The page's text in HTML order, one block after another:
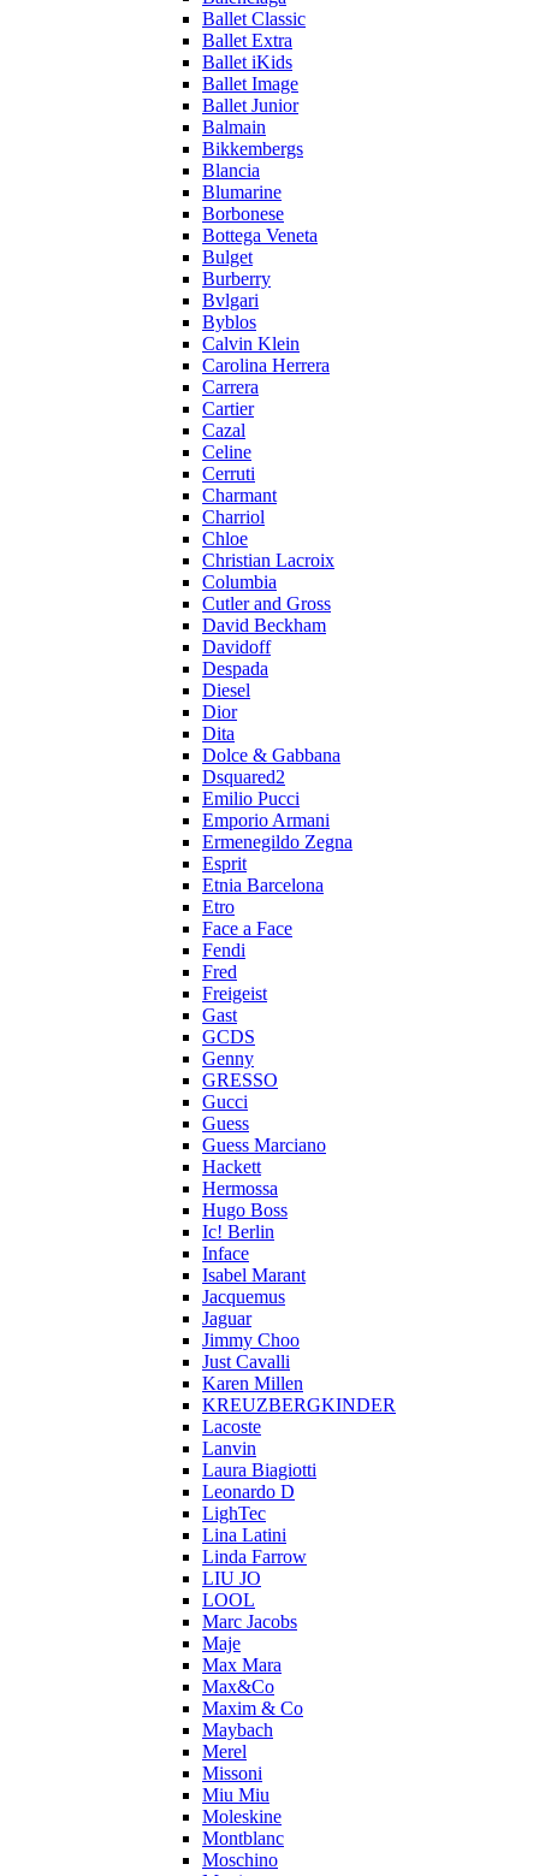
Ballet Classic
Ballet Extra
Ballet iKids
Ballet Image
Ballet Junior
Balmain
Bikkembergs
Blancia
Blumarine
Borbonese
Bottega Veneta
Bulget
Burberry
Bvlgari
Byblos
Calvin Klein
Carolina Herrera
Carrera
Cartier
Cazal
Celine
Cerruti
Charmant
Charriol
Chloe
Christian Lacroix
Columbia
Cutler and Gross
David Beckham
Davidoff
Despada
Diesel
Dior
Dita
Dolce & Gabbana
Dsquared2
Emilio Pucci
Emporio Armani
Ermenegildo Zegna
Esprit
Etnia Barcelona
Etro
Face a Face
Fendi
Fred
Freigeist
Gast
GCDS
Genny
GRESSO
Gucci
Guess
Guess Marciano
Hackett
Hermossa
Hugo Boss
Ic! Berlin
Inface
Isabel Marant
Jacquemus
Jaguar
Jimmy Choo
Just Cavalli
Karen Millen
KREUZBERGKINDER
Lacoste
Lanvin
Laura Biagiotti
Leonardo D
LighTec
Lina Latini
Linda Farrow
LIU JO
LOOL
Marc Jacobs
Maje
Max Mara
Max&Co
Maxim & Co
Maybach
Merel
Missoni
Miu Miu
Moleskine
Montblanc
Moschino